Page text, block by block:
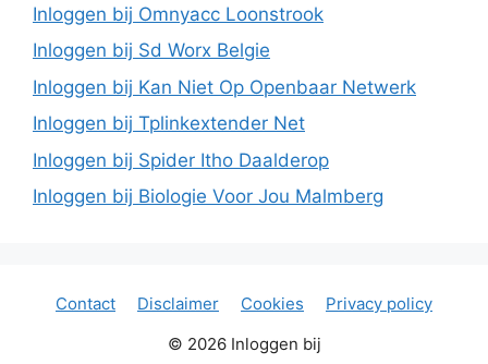
Inloggen bij Omnyacc Loonstrook
Inloggen bij Sd Worx Belgie
Inloggen bij Kan Niet Op Openbaar Netwerk
Inloggen bij Tplinkextender Net
Inloggen bij Spider Itho Daalderop
Inloggen bij Biologie Voor Jou Malmberg
Contact Disclaimer Cookies
Privacy policy
© 2026 Inloggen bij